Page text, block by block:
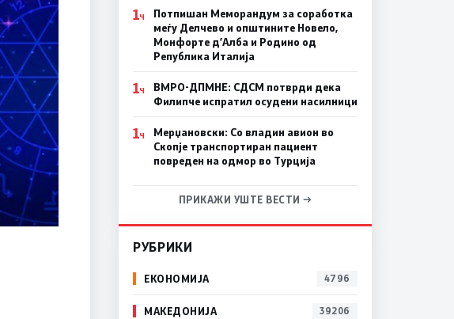
1Ч
Потпишан Меморандум за соработка
меѓу Делчево и општините Новело,
Монфорте д’Алба и Родино од
Република Италија
1Ч
ВМРО-ДПМНЕ: СДСM потврди дека
Филипче испратил осудени насилници
1Ч
Мерџановски: Со владин авион во
Скопје транспортиран пациент
повреден на одмор во Турција
ПРИКАЖИ УШТЕ ВЕСТИ →
РУБРИКИ
ЕКОНОМИЈА 4796
МАКЕДОНИЈА 39206